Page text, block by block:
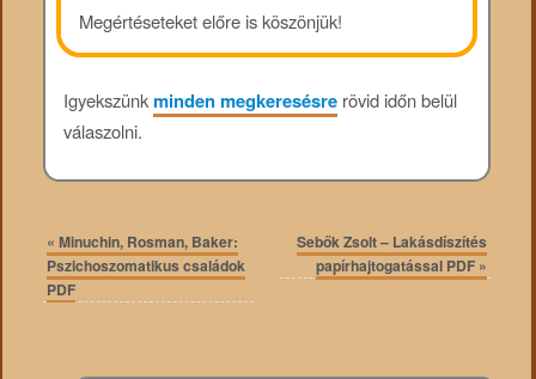
Megértéseteket előre is köszönjük!
Igyekszünkminden megkeresésrerövid időn belül
válaszolni.
« Minuchin, Rosman, Baker:
Pszichoszomatikus ​családok
PDF
Sebők Zsolt – Lakásdíszítés
papírhajtogatással PDF »